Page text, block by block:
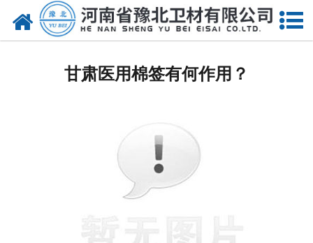
网站首页
甘肃医用棉签
甘肃医用棉签有何作用？